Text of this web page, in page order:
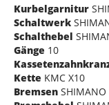
Kurbelgarnitur
Schaltwerk
Schalthebel
Gänge 10
Kette KMC X10
Bremsen